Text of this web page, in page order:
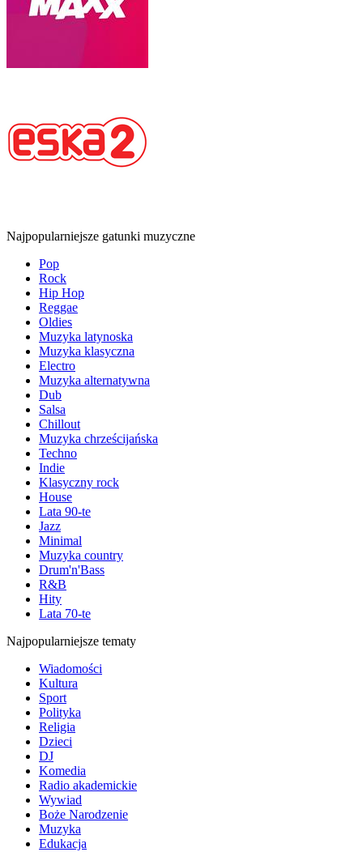
Najpopularniejsze gatunki muzyczne
Pop
Rock
Hip Hop
Reggae
Oldies
Muzyka latynoska
Muzyka klasyczna
Electro
Muzyka alternatywna
Dub
Salsa
Chillout
Muzyka chrześcijańska
Techno
Indie
Klasyczny rock
House
Lata 90-te
Jazz
Minimal
Muzyka country
Drum'n'Bass
R&B
Hity
Lata 70-te
Najpopularniejsze tematy
Wiadomości
Kultura
Sport
Polityka
Religia
Dzieci
DJ
Komedia
Radio akademickie
Wywiad
Boże Narodzenie
Muzyka
Edukacja